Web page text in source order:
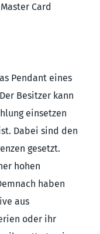
Card
Pendant eines
Besitzer kann
einsetzen
Dabei sind den
gesetzt.
hohen
haben
aus
oder ihr